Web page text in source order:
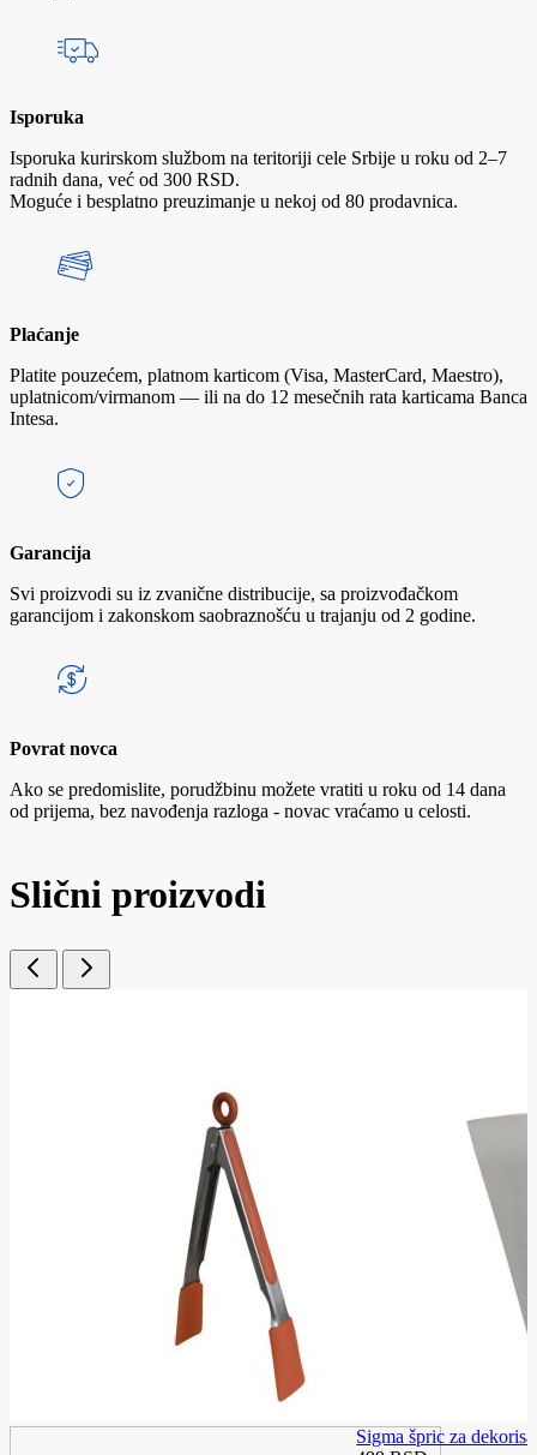
Isporuka
Isporuka kurirskom službom na teritoriji cele Srbije u roku od 2–7
radnih dana, već od 300 RSD.
Moguće i besplatno preuzimanje u nekoj od 80 prodavnica.
Plaćanje
Platite pouzećem, platnom karticom (Visa, MasterCard, Maestro),
uplatnicom/virmanom — ili na do 12 mesečnih rata karticama Banca
Intesa.
Garancija
Svi proizvodi su iz zvanične distribucije, sa proizvođačkom
garancijom i zakonskom saobraznošću u trajanju od 2 godine.
Povrat novca
Ako se predomislite, porudžbinu možete vratiti u roku od 14 dana
od prijema, bez navođenja razloga - novac vraćamo u celosti.
Slični proizvodi
Sigma špric za